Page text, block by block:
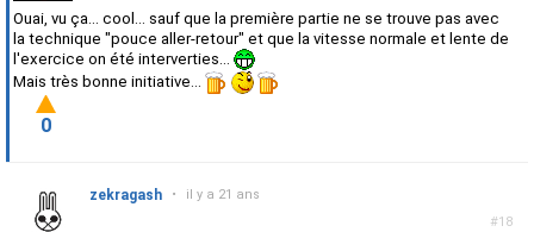
Ouai, vu ça... cool... sauf que la première partie ne se trouve pas avec
la technique "pouce aller-retour" et que la vitesse normale et lente de
l'exercice on été interverties...
Mais très bonne initiative...
0
#18
zekragash • il y a 21 ans